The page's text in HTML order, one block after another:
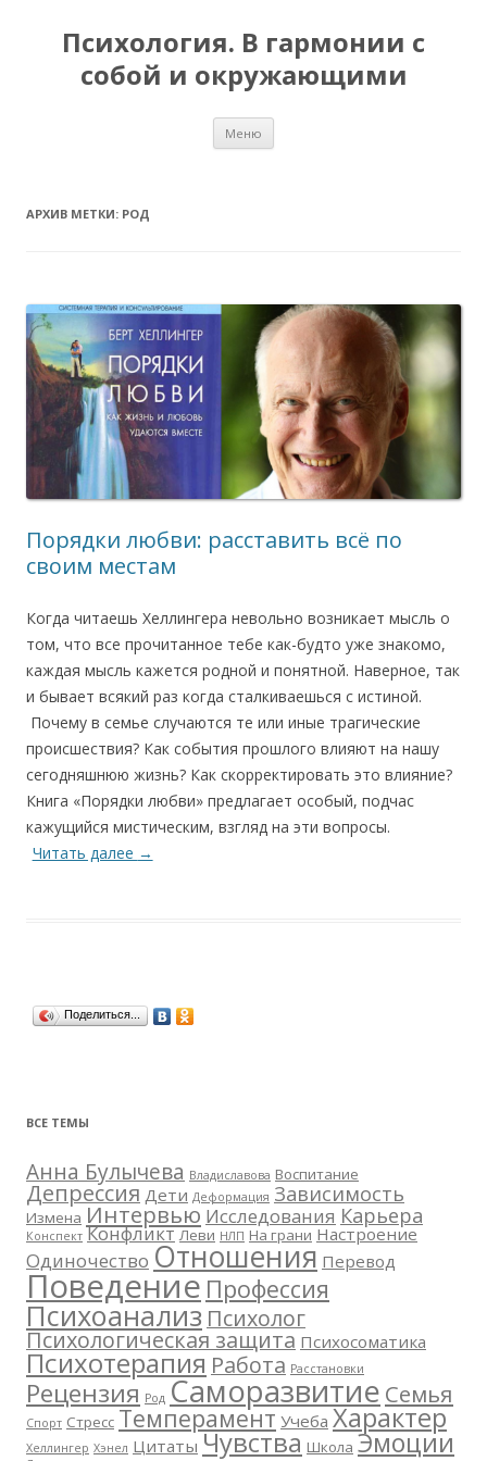
Психология. В гармонии с
собой и окружающими
Меню
АРХИВ МЕТКИ: РОД
Порядки любви: расставить всё по
своим местам
Когда читаешь Хеллингера невольно возникает мысль о
том, что все прочитанное тебе как-будто уже знакомо,
каждая мысль кажется родной и понятной. Наверное, так
и бывает всякий раз когда сталкиваешься с истиной.
Почему в семье случаются те или иные трагические
происшествия? Как события прошлого влияют на нашу
сегодняшнюю жизнь? Как скорректировать это влияние?
Книга «Порядки любви» предлагает особый, подчас
кажущийся мистическим, взгляд на эти вопросы.
Читать далее →
Поделиться...
ВСЕ ТЕМЫ
Анна Булычева Владиславова Воспитание
Депрессия Дети Деформация Зависимость
Измена Интервью Исследования Карьера
Конспект Конфликт Леви НЛП На грани Настроение
Одиночество Отношения Перевод
Поведение Профессия
Психоанализ Психолог
Психологическая защита Психосоматика
Психотерапия Работа Расстановки
Рецензия Род Саморазвитие Семья
Спорт Стресс Темперамент Учеба Характер
Хеллингер Хэнел Цитаты Чувства Школа Эмоции